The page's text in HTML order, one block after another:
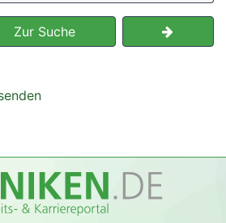
Zur Suche